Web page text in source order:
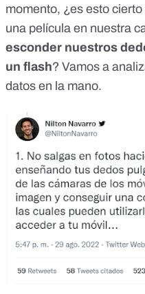
momento, ¿es esto
una película en nuestra
esconder nuestros
un flash? Vamos a
datos en la mano.